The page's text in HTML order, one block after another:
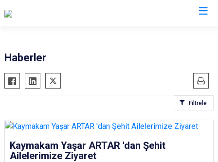
Besni
Çelikhan
Gölbaşı
Samsat
Haberler
Filtrele
Kaymakam Yaşar ARTAR 'dan Şehit
Ailelerimize Ziyaret